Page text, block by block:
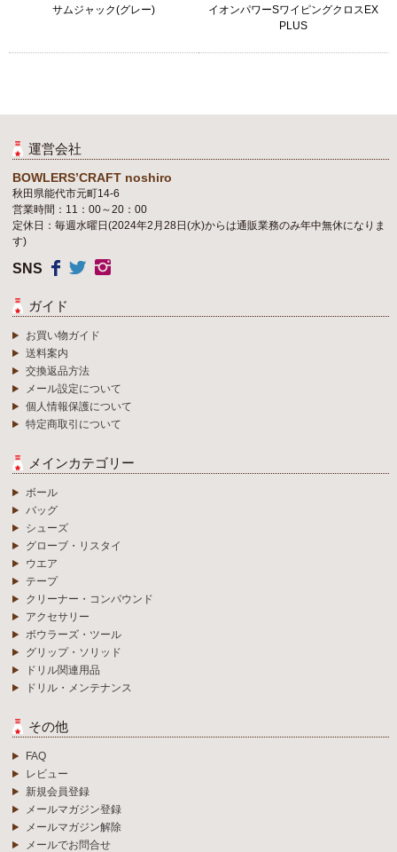
サムジャック(グレー)
イオンパワーSワイピングクロスEX
PLUS
運営会社
BOWLERS’CRAFT noshiro
秋田県能代市元町14-6
営業時間：11：00～20：00
定休日：毎週水曜日(2024年2月28日(水)からは通販業務のみ年中無休になりま
す)
SNS
ガイド
お買い物ガイド
送料案内
交換返品方法
メール設定について
個人情報保護について
特定商取引について
メインカテゴリー
ボール
バッグ
シューズ
グローブ・リスタイ
ウエア
テープ
クリーナー・コンパウンド
アクセサリー
ボウラーズ・ツール
グリップ・ソリッド
ドリル関連用品
ドリル・メンテナンス
その他
FAQ
レビュー
新規会員登録
メールマガジン登録
メールマガジン解除
メールでお問合せ